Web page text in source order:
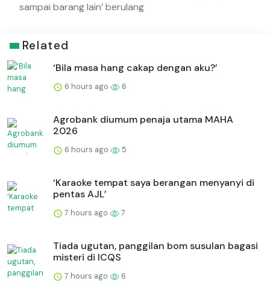
sampai barang lain’ berulang
Related
‘Bila masa hang cakap dengan aku?’
6 hours ago 6
Agrobank diumum penaja utama MAHA
2026
6 hours ago 5
‘Karaoke tempat saya berangan menyanyi di
pentas AJL’
7 hours ago 7
Tiada ugutan, panggilan bom susulan bagasi
misteri di ICQS
7 hours ago 6